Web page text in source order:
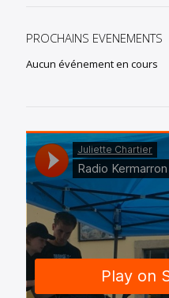
PROCHAINS EVENEMENTS
Aucun événement en cours